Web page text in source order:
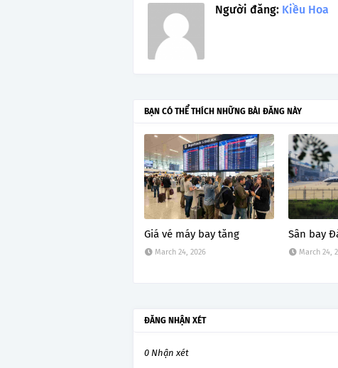
Người đăng: Kiều Hoa
BẠN CÓ THỂ THÍCH NHỮNG BÀI ĐĂNG NÀY
Giá vé máy bay tăng
March 24, 2026
Sân bay
March 24,
ĐĂNG NHẬN XÉT
0 Nhận xét